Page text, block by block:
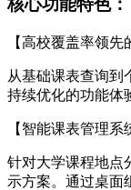
核心功能特色：
【高校覆盖率领先
从基础课表查询
持续优化的功能体
【智能课表管理系
针对大学课程地点
示方案。通过桌面